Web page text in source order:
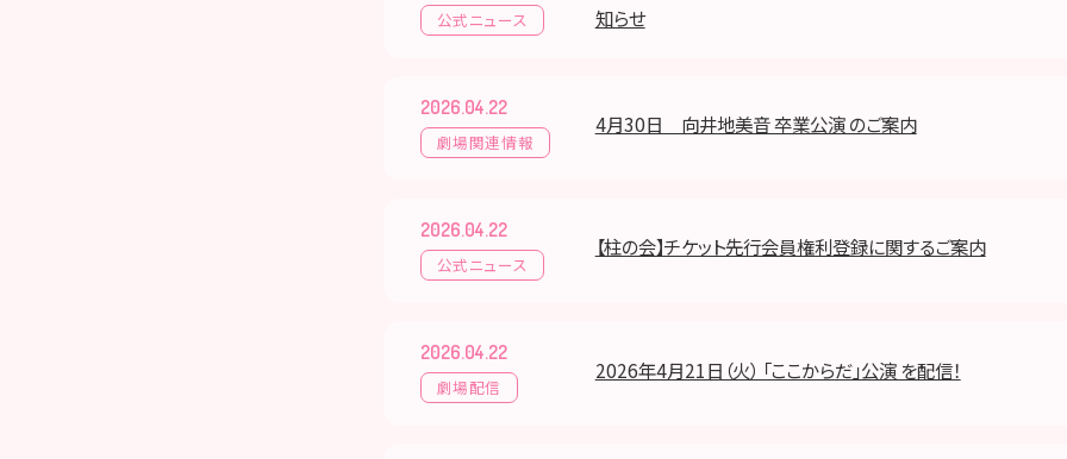
公式ニュース
知らせ
2026.04.22
劇場関連情報
4月30日 向井地美音 卒業公演 のご案内
2026.04.22
公式ニュース
【柱の会】チケット先行会員権利登録に関するご案内
2026.04.22
劇場配信
2026年4月21日（火） 「ここからだ」公演 を配信！